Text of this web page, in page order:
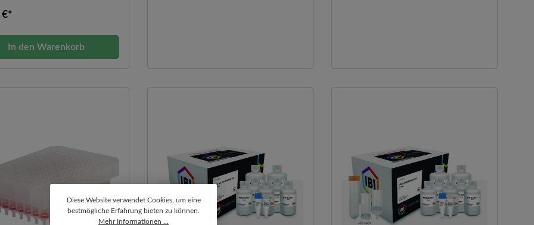
€*
In den Warenkorb
Diese Website verwendet Cookies, um eine
bestmögliche Erfahrung bieten zu können.
Mehr Informationen ...